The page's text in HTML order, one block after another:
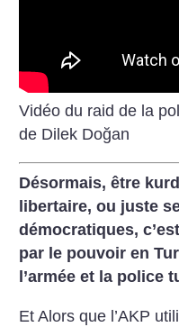
Vidéo du raid de la
de Dilek Doğan
Désormais, être
libertaire, ou juste
démocratiques,
par le pouvoir en
l’armée et la police
Et Alors que l’AKP